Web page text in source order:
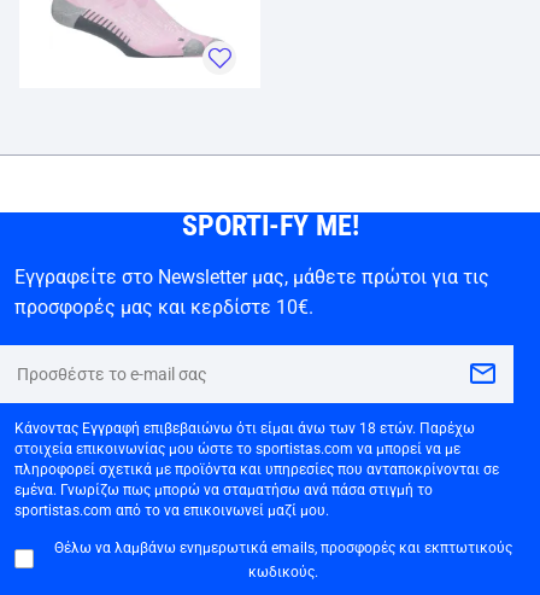
SPORTI-FY ME!
Εγγραφείτε στο Newsletter μας, μάθετε πρώτοι για τις
προσφορές μας και κερδίστε 10€.
Κάνοντας Εγγραφή επιβεβαιώνω ότι είμαι άνω των 18 ετών. Παρέχω
στοιχεία επικοινωνίας μου ώστε το sportistas.com να μπορεί να με
πληροφορεί σχετικά με προϊόντα και υπηρεσίες που ανταποκρίνονται σε
εμένα. Γνωρίζω πως μπορώ να σταματήσω ανά πάσα στιγμή το
sportistas.com από το να επικοινωνεί μαζί μου.
Θέλω να λαμβάνω ενημερωτικά emails, προσφορές και εκπτωτικούς
κωδικούς.